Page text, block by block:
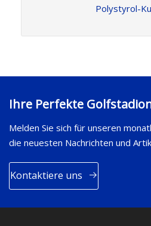
Polystyrol-
Ihre Perfekte
Melden Sie sich für unseren
die neuesten Nachrichten und
Kontaktiere uns